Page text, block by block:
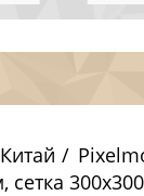
Китай
сетка